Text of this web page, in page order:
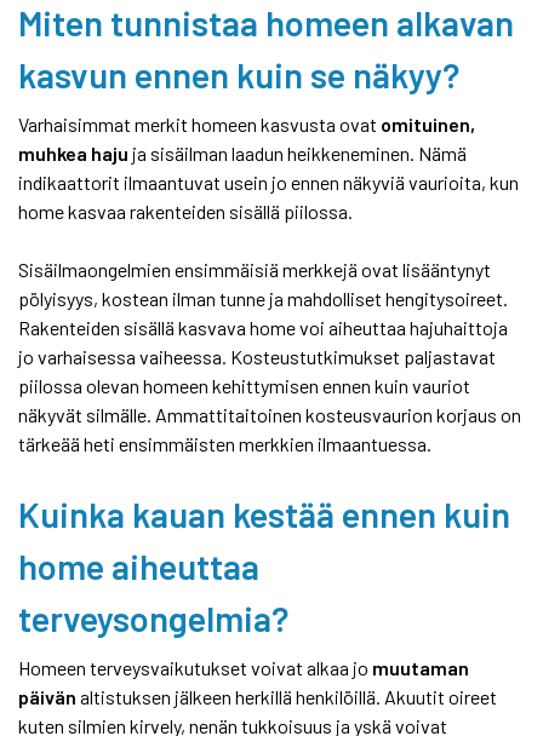
Miten tunnistaa homeen alkavan
kasvun ennen kuin se näkyy?
Varhaisimmat merkit homeen kasvusta ovat omituinen,
muhkea haju ja sisäilman laadun heikkeneminen. Nämä
indikaattorit ilmaantuvat usein jo ennen näkyviä vaurioita, kun
home kasvaa rakenteiden sisällä piilossa.
Sisäilmaongelmien ensimmäisiä merkkejä ovat lisääntynyt
pölyisyys, kostean ilman tunne ja mahdolliset hengitysoireet.
Rakenteiden sisällä kasvava home voi aiheuttaa hajuhaittoja
jo varhaisessa vaiheessa. Kosteustutkimukset paljastavat
piilossa olevan homeen kehittymisen ennen kuin vauriot
näkyvät silmälle. Ammattitaitoinen kosteusvaurion korjaus on
tärkeää heti ensimmäisten merkkien ilmaantuessa.
Kuinka kauan kestää ennen kuin
home aiheuttaa
terveysongelmia?
Homeen terveysvaikutukset voivat alkaa jo muutaman
päivän altistuksen jälkeen herkillä henkilöillä. Akuutit oireet
kuten silmien kirvely, nenän tukkoisuus ja yskä voivat